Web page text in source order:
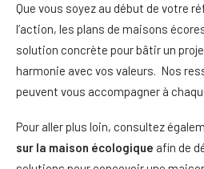
Que vous soyez au début de votre
l’action, les plans de maisons
solution concrète pour bâtir un
harmonie avec vos valeurs. Nos
peuvent vous accompagner à
Pour aller plus loin, consultez
sur la maison écologique afin de